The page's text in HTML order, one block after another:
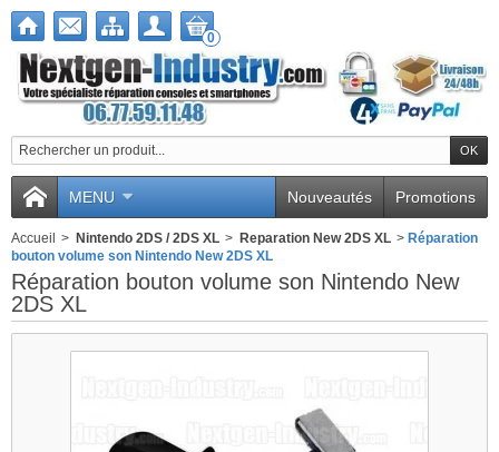
Nous utilisons des
cookies
Nous utilisons des cookies et d'autres
technologies de suivi pour améliorer
votre expérience de navigation sur
notre site, pour vous montrer un
contenu personnalisé et des publicités
ciblées, pour analyser le trafic de notre
0
MENU Promotions
Nouveautés
Accueil > Nintendo 2DS / 2DS XL > Reparation New 2DS XL > Réparation
bouton volume son Nintendo New 2DS XL
Réparation bouton volume son Nintendo New
2DS XL